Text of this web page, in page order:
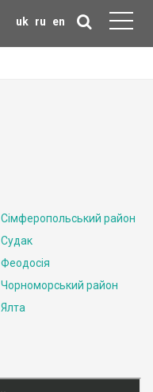
uk ru en
Сімферопольський район
Судак
Феодосія
Чорноморський район
Ялта